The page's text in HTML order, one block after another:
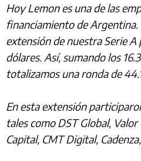
Hoy Lemon es una de las
financiamiento de
extensión de nuestra Serie A
dólares. Así, sumando los
totalizamos una ronda de
En esta extensión
tales como DST Global,
Capital, CMT Digital,